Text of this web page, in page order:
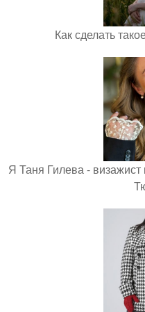
Как сделать
Я Таня Гилева - визажист